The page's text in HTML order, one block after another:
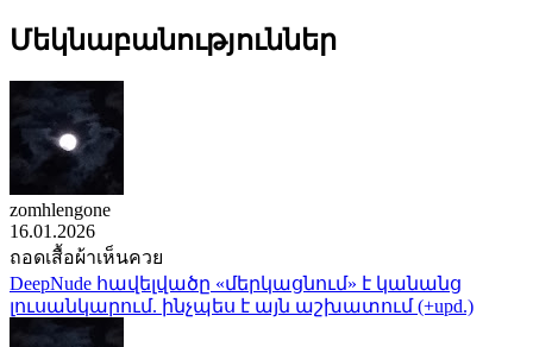
Մեկնաբանություններ
zomhlengone
16.01.2026
ถอดเสื้อผ้าเห็นควย
DeepNude հավելվածը «մերկացնում» է կանանց
լուսանկարում. ինչպես է այն աշխատում (+upd.)